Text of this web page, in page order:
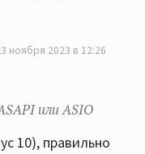
ноября 2023 в 12:26
или ASIO
10), правильно